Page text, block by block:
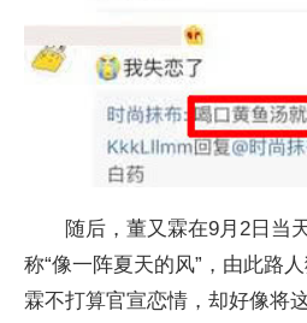
随后，董又霖在9月2日当
称“像一阵夏天的风”，由此路
霖不打算官宣恋情，却好像将